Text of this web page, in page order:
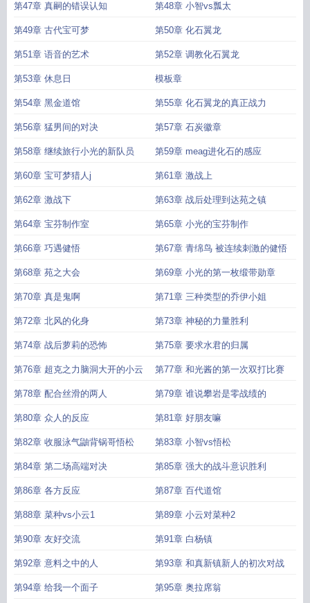
第47章 真嗣的错误认知 第48章 小智vs瓢太
第49章 古代宝可梦 第50章 化石翼龙
第51章 语音的艺术 第52章 调教化石翼龙
第53章 休息日 模板章
第54章 黑金道馆 第55章 化石翼龙的真正战力
第56章 猛男间的对决 第57章 石炭徽章
第58章 继续旅行小光的新队员 第59章 meag进化石的感应
第60章 宝可梦猎人j 第61章 激战上
第62章 激战下 第63章 战后处理到达苑之镇
第64章 宝芬制作室 第65章 小光的宝芬制作
第66章 巧遇健悟 第67章 青绵鸟 被连续刺激的健悟
第68章 苑之大会 第69章 小光的第一枚缎带勋章
第70章 真是鬼啊 第71章 三种类型的乔伊小姐
第72章 北风的化身 第73章 神秘的力量胜利
第74章 战后萝莉的恐怖 第75章 要求水君的归属
第76章 超克之力脑洞大开的小云 第77章 和光酱的第一次双打比赛
第78章 配合丝滑的两人 第79章 谁说攀岩是零战绩的
第80章 众人的反应 第81章 好朋友嘛
第82章 收服泳气鼬背锅哥悟松 第83章 小智vs悟松
第84章 第二场高端对决 第85章 强大的战斗意识胜利
第86章 各方反应 第87章 百代道馆
第88章 菜种vs小云1 第89章 小云对菜种2
第90章 友好交流 第91章 白杨镇
第92章 意料之中的人 第93章 和真新镇新人的初次对战
第94章 给我一个面子 第95章 奥拉席翁